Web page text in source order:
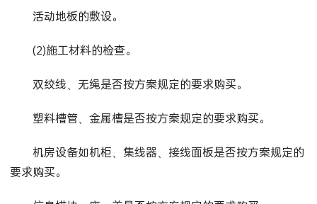
活动地板的敷设。
(2)施工材料的检查。
双绞线、无绳是否按方案规定的要求购买。
塑料槽管、金属槽是否按方案规定的要求购买。
机房设备如机柜、集线器、接线面板是否按方案规定的
要求购买。